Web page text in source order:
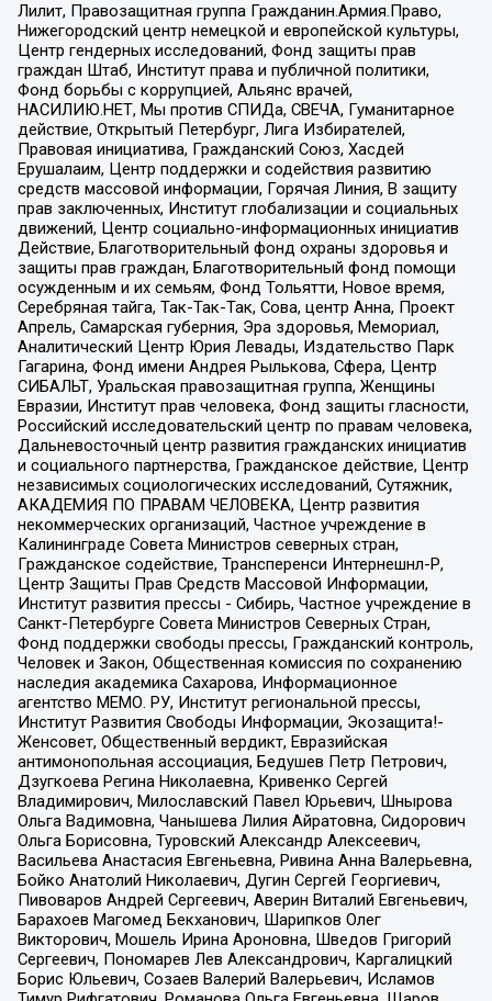
Лилит, Правозащитная группа Гражданин.Армия.Право,
Нижегородский центр немецкой и европейской культуры,
Центр гендерных исследований, Фонд защиты прав
граждан Штаб, Институт права и публичной политики,
Фонд борьбы с коррупцией, Альянс врачей,
НАСИЛИЮ.НЕТ, Мы против СПИДа, СВЕЧА, Гуманитарное
действие, Открытый Петербург, Лига Избирателей,
Правовая инициатива, Гражданский Союз, Хасдей
Ерушалаим, Центр поддержки и содействия развитию
средств массовой информации, Горячая Линия, В защиту
прав заключенных, Институт глобализации и социальных
движений, Центр социально-информационных инициатив
Действие, Благотворительный фонд охраны здоровья и
защиты прав граждан, Благотворительный фонд помощи
осужденным и их семьям, Фонд Тольятти, Новое время,
Серебряная тайга, Так-Так-Так, Сова, центр Анна, Проект
Апрель, Самарская губерния, Эра здоровья, Мемориал,
Аналитический Центр Юрия Левады, Издательство Парк
Гагарина, Фонд имени Андрея Рылькова, Сфера, Центр
СИБАЛЬТ, Уральская правозащитная группа, Женщины
Евразии, Институт прав человека, Фонд защиты гласности,
Российский исследовательский центр по правам человека,
Дальневосточный центр развития гражданских инициатив
и социального партнерства, Гражданское действие, Центр
независимых социологических исследований, Сутяжник,
АКАДЕМИЯ ПО ПРАВАМ ЧЕЛОВЕКА, Центр развития
некоммерческих организаций, Частное учреждение в
Калининграде Совета Министров северных стран,
Гражданское содействие, Трансперенси Интернешнл-Р,
Центр Защиты Прав Средств Массовой Информации,
Институт развития прессы - Сибирь, Частное учреждение в
Санкт-Петербурге Совета Министров Северных Стран,
Фонд поддержки свободы прессы, Гражданский контроль,
Человек и Закон, Общественная комиссия по сохранению
наследия академика Сахарова, Информационное
агентство МЕМО. РУ, Институт региональной прессы,
Институт Развития Свободы Информации, Экозащита!-
Женсовет, Общественный вердикт, Евразийская
антимонопольная ассоциация, Бедушев Петр Петрович,
Дзугкоева Регина Николаевна, Кривенко Сергей
Владимирович, Милославский Павел Юрьевич, Шнырова
Ольга Вадимовна, Чанышева Лилия Айратовна, Сидорович
Ольга Борисовна, Туровский Александр Алексеевич,
Васильева Анастасия Евгеньевна, Ривина Анна Валерьевна,
Бойко Анатолий Николаевич, Дугин Сергей Георгиевич,
Пивоваров Андрей Сергеевич, Аверин Виталий Евгеньевич,
Барахоев Магомед Бекханович, Шарипков Олег
Викторович, Мошель Ирина Ароновна, Шведов Григорий
Сергеевич, Пономарев Лев Александрович, Каргалицкий
Борис Юльевич, Созаев Валерий Валерьевич, Исламов